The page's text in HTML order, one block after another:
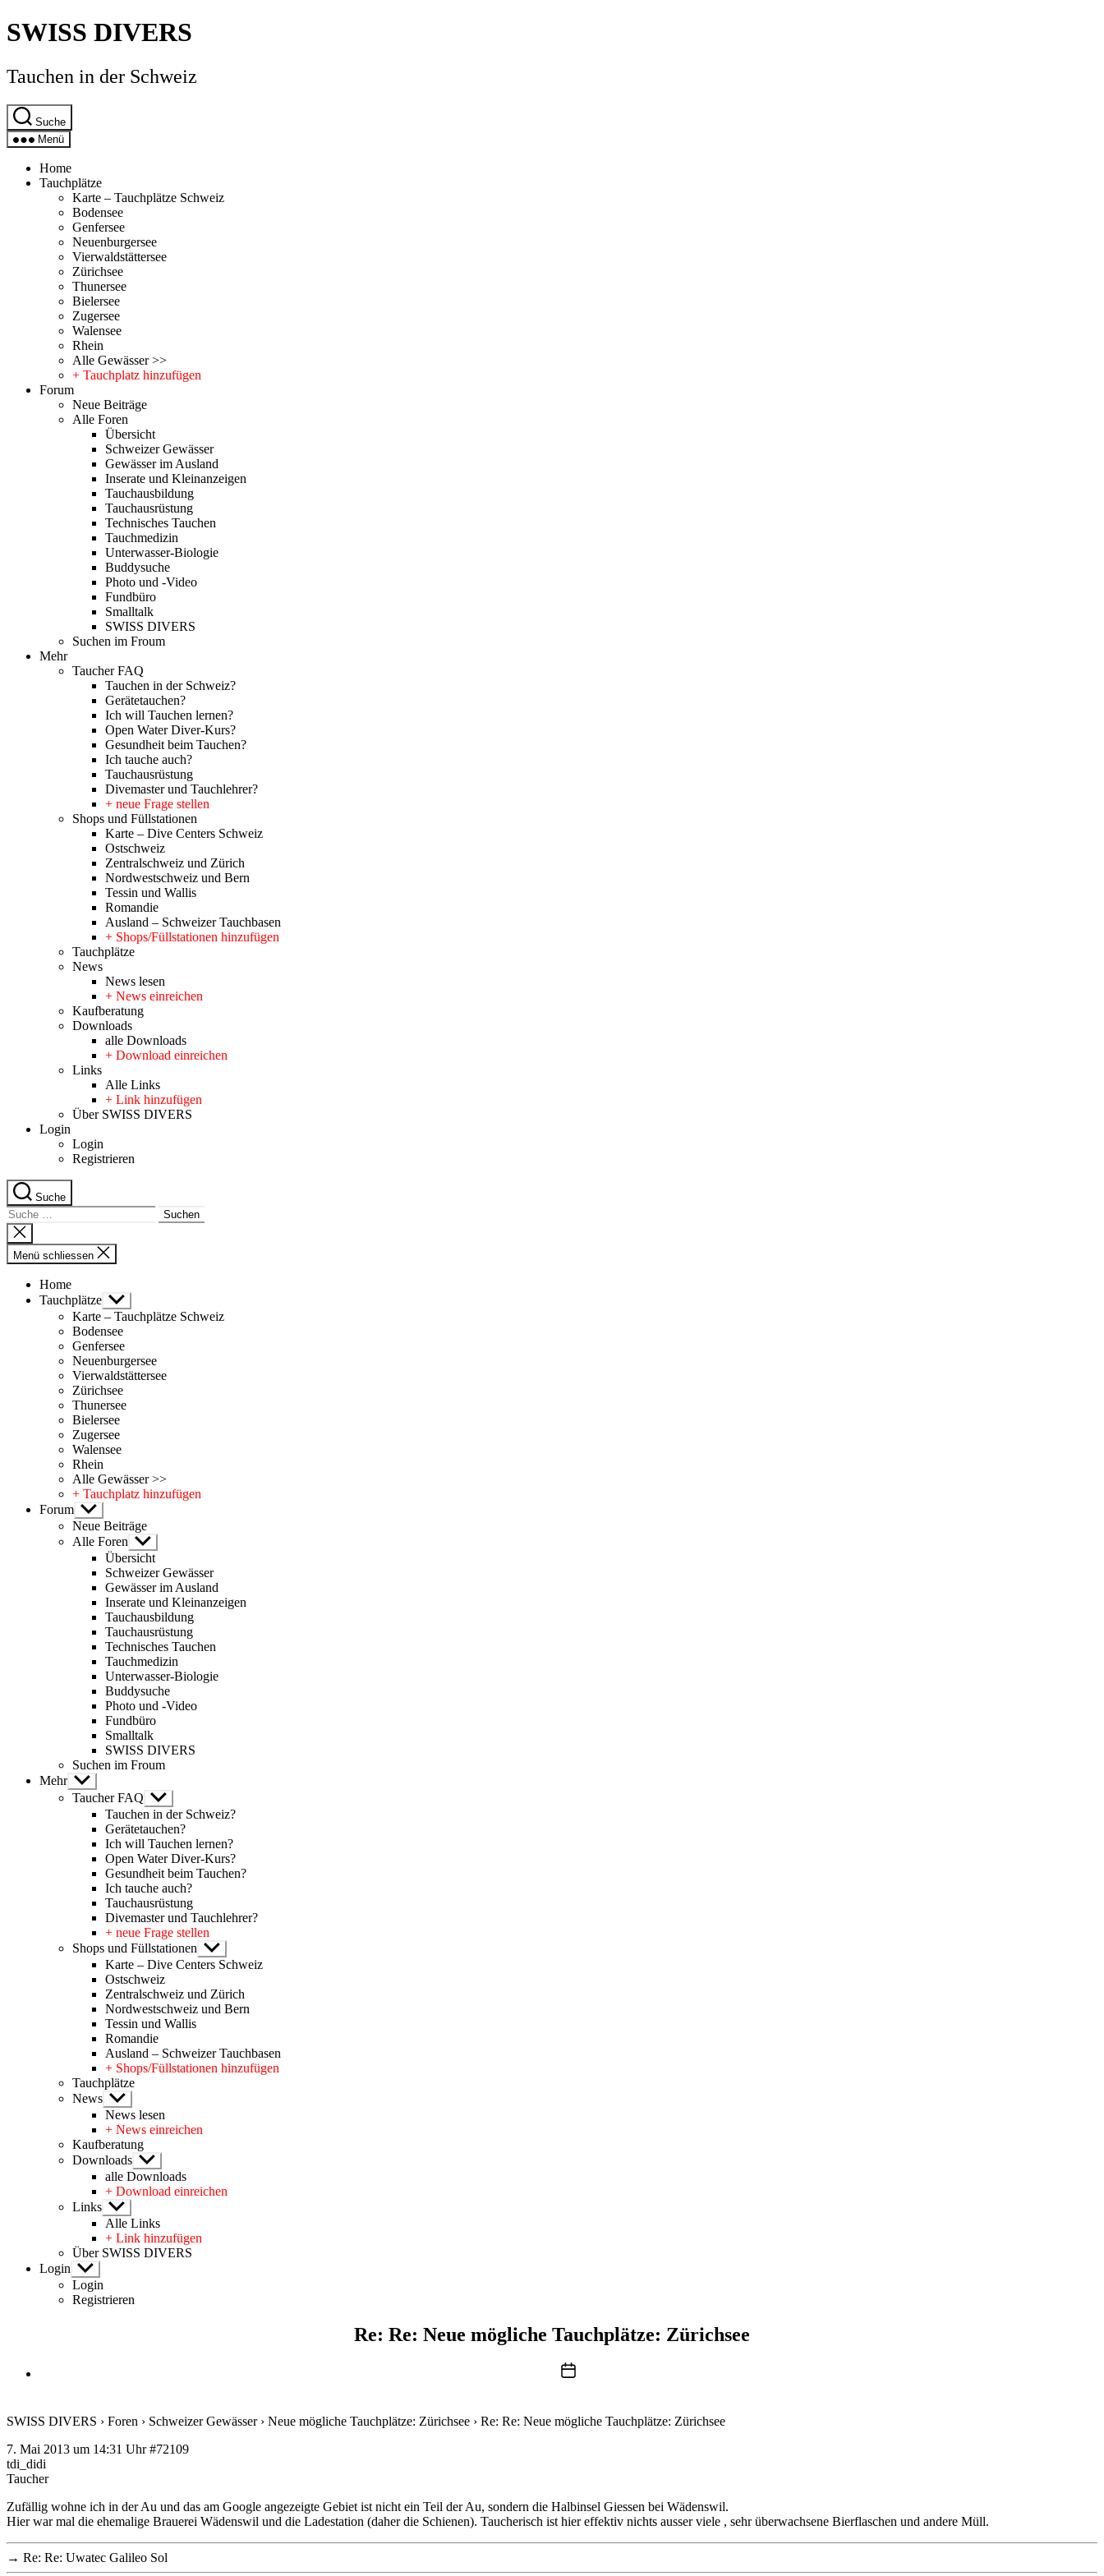
Direkt
zum
wechseln
SWISS DIVERS
Tauchen in der Schweiz
Suche
Menü
Home
Tauchplätze
Karte – Tauchplätze Schweiz
Bodensee
Genfersee
Neuenburgersee
Vierwaldstättersee
Zürichsee
Thunersee
Bielersee
Zugersee
Walensee
Rhein
Alle Gewässer >>
+ Tauchplatz hinzufügen
Forum
Neue Beiträge
Alle Foren
Übersicht
Schweizer Gewässer
Gewässer im Ausland
Inserate und Kleinanzeigen
Tauchausbildung
Tauchausrüstung
Technisches Tauchen
Tauchmedizin
Unterwasser-Biologie
Buddysuche
Photo und -Video
Fundbüro
Smalltalk
SWISS DIVERS
Suchen im Froum
Mehr
Taucher FAQ
Tauchen in der Schweiz?
Gerätetauchen?
Ich will Tauchen lernen?
Open Water Diver-Kurs?
Gesundheit beim Tauchen?
Ich tauche auch?
Tauchausrüstung
Divemaster und Tauchlehrer?
+ neue Frage stellen
Shops und Füllstationen
Karte – Dive Centers Schweiz
Ostschweiz
Zentralschweiz und Zürich
Nordwestschweiz und Bern
Tessin und Wallis
Romandie
Ausland – Schweizer Tauchbasen
+ Shops/Füllstationen hinzufügen
Tauchplätze
News
News lesen
+ News einreichen
Kaufberatung
Downloads
alle Downloads
+ Download einreichen
Links
Alle Links
+ Link hinzufügen
Über SWISS DIVERS
Login
Login
Registrieren
Suche
Suche
nach:
Suche
schliessen
Menü schliessen
Home
Tauchplätze Untermenü
anzeigen
Karte – Tauchplätze Schweiz
Bodensee
Genfersee
Neuenburgersee
Vierwaldstättersee
Zürichsee
Thunersee
Bielersee
Zugersee
Walensee
Rhein
Alle Gewässer >>
+ Tauchplatz hinzufügen
Forum Untermenü
anzeigen
Neue Beiträge
Alle Foren Untermenü
anzeigen
Übersicht
Schweizer Gewässer
Gewässer im Ausland
Inserate und Kleinanzeigen
Tauchausbildung
Tauchausrüstung
Technisches Tauchen
Tauchmedizin
Unterwasser-Biologie
Buddysuche
Photo und -Video
Fundbüro
Smalltalk
SWISS DIVERS
Suchen im Froum
Mehr Untermenü
anzeigen
Taucher FAQ Untermenü
anzeigen
Tauchen in der Schweiz?
Gerätetauchen?
Ich will Tauchen lernen?
Open Water Diver-Kurs?
Gesundheit beim Tauchen?
Ich tauche auch?
Tauchausrüstung
Divemaster und Tauchlehrer?
+ neue Frage stellen
Shops und Füllstationen Untermenü
anzeigen
Karte – Dive Centers Schweiz
Ostschweiz
Zentralschweiz und Zürich
Nordwestschweiz und Bern
Tessin und Wallis
Romandie
Ausland – Schweizer Tauchbasen
+ Shops/Füllstationen hinzufügen
Tauchplätze
News Untermenü
anzeigen
News lesen
+ News einreichen
Kaufberatung
Downloads Untermenü
anzeigen
alle Downloads
+ Download einreichen
Links Untermenü
anzeigen
Alle Links
+ Link hinzufügen
Über SWISS DIVERS
Login Untermenü
anzeigen
Login
Registrieren
Re: Re: Neue mögliche Tauchplätze: Zürichsee
Beitragsdatum
SWISS DIVERS › Foren › Schweizer Gewässer › Neue mögliche Tauchplätze: Zürichsee › Re: Re: Neue mögliche Tauchplätze: Zürichsee
7. Mai 2013 um 14:31 Uhr #72109
tdi_didi
Taucher
Zufällig wohne ich in der Au und das am Google angezeigte Gebiet ist nicht ein Teil der Au, sondern die Halbinsel Giessen bei Wädenswil.
Hier war mal die ehemalige Brauerei Wädenswil und die Ladestation (daher die Schienen). Taucherisch ist hier effektiv nichts ausser viele , sehr überwachsene Bierflaschen und andere Müll.
→ Re: Re: Uwatec Galileo Sol